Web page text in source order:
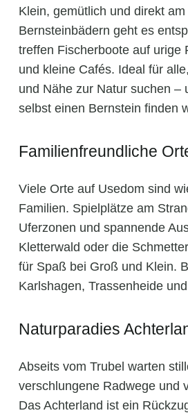
Klein, gemütlich und direkt
Bernsteinbädern geht es
treffen Fischerboote auf urige
und kleine Cafés. Ideal für
und Nähe zur Natur suchen –
selbst einen Bernstein finden
Familienfreundliche
Viele Orte auf Usedom sind
Familien. Spielplätze am
Uferzonen und spannende
Kletterwald oder die
für Spaß bei Groß und Klein.
Karlshagen, Trassenheide
Naturparadies
Abseits vom Trubel warten
verschlungene Radwege und
Das Achterland ist ein